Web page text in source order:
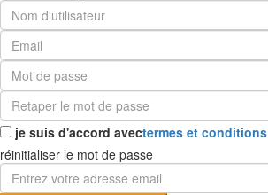
je suis d'accord avectermes et conditions
réinitialiser le mot de passe